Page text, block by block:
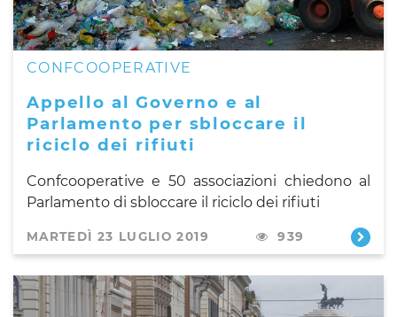
CONFCOOPERATIVE
Appello al Governo e al
Parlamento per sbloccare il
riciclo dei rifiuti
Confcooperative e 50 associazioni chiedono al
Parlamento di sbloccare il riciclo dei rifiuti
MARTEDÌ 23 LUGLIO 2019 939